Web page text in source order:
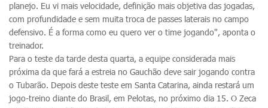
planejo. Eu vi mais velocidade, definição mais objetiva das jogadas,
com profundidade e sem muita troca de passes laterais no campo
defensivo. É a forma como eu quero ver o time jogando", aponta o
treinador.
Para o teste da tarde desta quarta, a equipe considerada mais
próxima da que fará a estreia no Gauchão deve sair jogando contra
o Tubarão. Depois deste teste em Santa Catarina, ainda restará um
jogo-treino diante do Brasil, em Pelotas, no próximo dia 15. O Zeca